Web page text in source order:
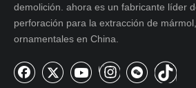
demolición. ahora es un fabricante líder
perforación para la extracción de
ornamentales en China.